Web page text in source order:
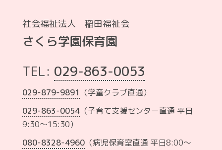
社会福祉法人 稲田福祉会
さくら学園保育園
TEL: 029-863-0053
029-879-9891 （学童クラブ直通）
029-863-0054 （子育て支援センター直通 平日
9:30～15:30）
080-8328-4960 （病児保育室直通 平日8:00〜